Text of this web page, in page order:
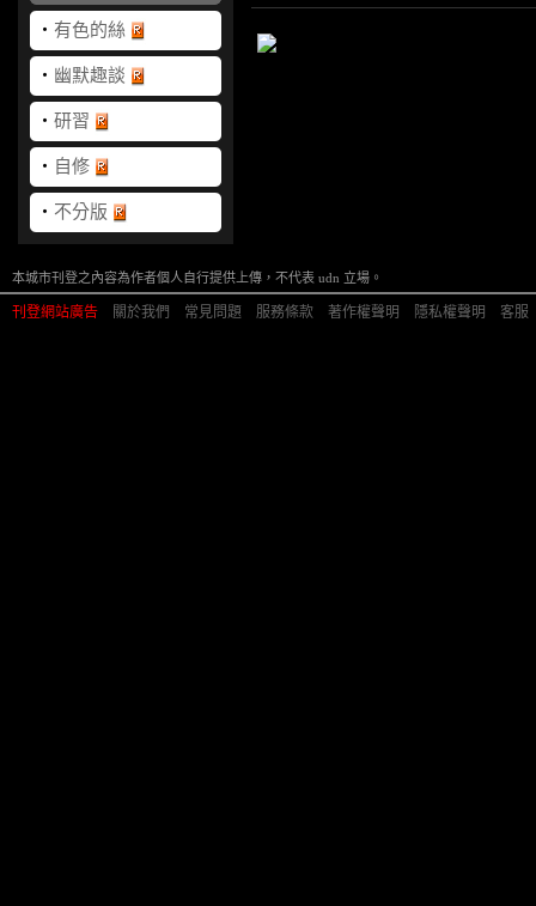
‧ 有色的絲
‧ 幽默趣談
‧ 研習
‧ 自修
‧ 不分版
本城市刊登之內容為作者個人自行提供上傳，不代表 udn 立場。
刊登網站廣告 關於我們 常見問題 服務條款 著作權聲明 隱私權聲明 客服